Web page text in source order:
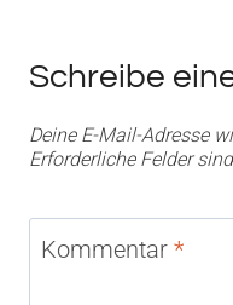
Schreibe
Deine E-Mail-Adresse
Erforderliche Felder
Kommentar *